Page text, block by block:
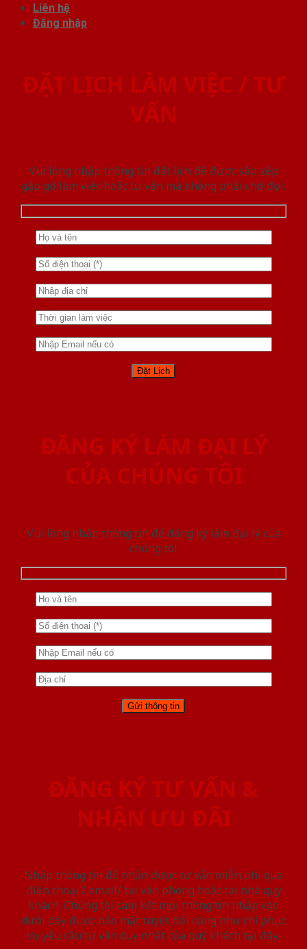
Liên hệ
Đăng nhập
ĐẶT LỊCH LÀM VIỆC / TƯ
VẤN
Vui lòng nhập thông tin đặt lịch để được sắp xếp
gặp gỡ làm việc hoăc tư vấn mà không phải chờ đợi.
ĐĂNG KÝ LÀM ĐẠI LÝ
CỦA CHÚNG TÔI
Vui lòng nhập thông tin để đăng ký làm đại lý của
chúng tôi
ĐĂNG KÝ TƯ VẤN &
NHẬN ƯU ĐÃI
Nhập thông tin để nhận được tư vấn miễn phí qua
điện thoại / email/ tại văn phòng hoặc tại nhà quý
khách. Chúng tôi cam kết mọi thông tin nhập vào
dưới đây được bảo mật tuyệt đối cũng như chỉ phục
vụ yêu cầu tư vấn duy nhất của quý khách tại đây.